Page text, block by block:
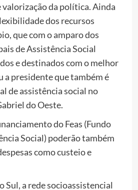
valorização da política. Ainda
dos recursos
que com o amparo dos
de Assistência Social
e destinados com o melhor
a presidente que também é
de assistência social no
do Oeste.
do Feas (Fundo
Social) poderão também
como custeio e
Sul, a rede socioassistencial